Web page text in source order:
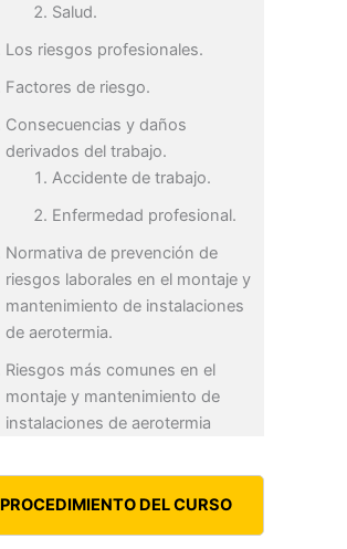
Salud.
Los riesgos profesionales.
Factores de riesgo.
Consecuencias y daños
derivados del trabajo.
Accidente de trabajo.
Enfermedad profesional.
Normativa de prevención de
riesgos laborales en el montaje y
mantenimiento de instalaciones
de aerotermia.
Riesgos más comunes en el
montaje y mantenimiento de
instalaciones de aerotermia
PROCEDIMIENTO DEL CURSO